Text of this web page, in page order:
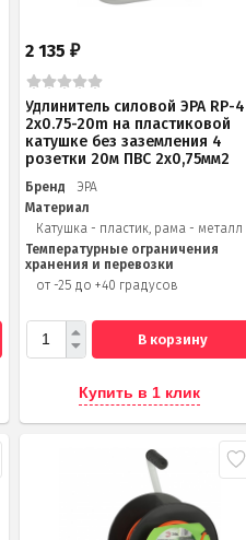
2 135₽
Удлинитель силовой ЭРА RP-
2x0.75-20m на пластиковой
катушке без заземления 4
розетки 20м ПВС 2х0,75мм2
Бренд
ЭРА
Материал
Катушка - пластик, рама - металл
Температурные ограничения
хранения и перевозки
от -25 до +40 градусов
В корзину
Купить в 1 клик